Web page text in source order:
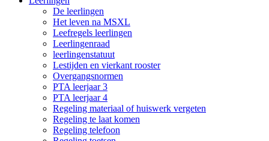
De leerlingen
Het leven na MSXL
Leefregels leerlingen
Leerlingenraad
leerlingenstatuut
Lestijden en vierkant rooster
Overgangsnormen
PTA leerjaar 3
PTA leerjaar 4
Regeling materiaal of huiswerk vergeten
Regeling te laat komen
Regeling telefoon